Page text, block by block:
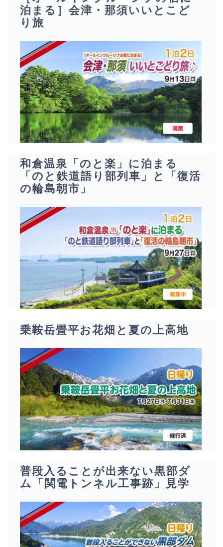
泊まる］会津・那須いいとこど
り旅
和倉温泉「のと楽」に泊まる
「のと鉄道語り部列車」と「復活
の輪島朝市」
乗鞍岳畳平お花畑と夏の上高地
普段入ることが出来ない黒部ダ
ム「関電トンネル工事跡」見学